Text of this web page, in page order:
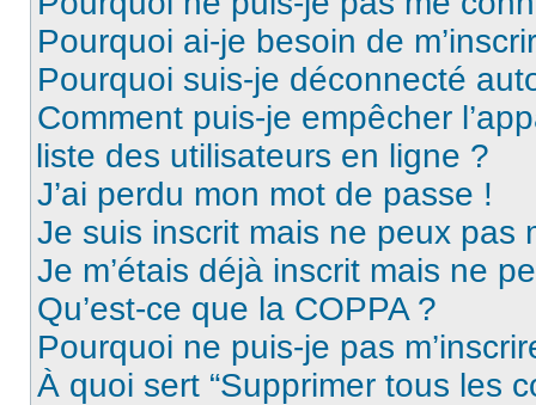
Pourquoi ai-je besoin de
Pourquoi suis-je déconnecté
Comment puis-je empêcher
liste des utilisateurs en ligne ?
J’ai perdu mon mot de passe !
Je suis inscrit mais ne peux pas
Je m’étais déjà inscrit mais ne
Qu’est-ce que la COPPA ?
Pourquoi ne puis-je pas
À quoi sert “Supprimer tous les